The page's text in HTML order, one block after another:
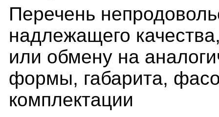
Перечень
надлежащего
или обмену на
формы, габарита,
комплектации